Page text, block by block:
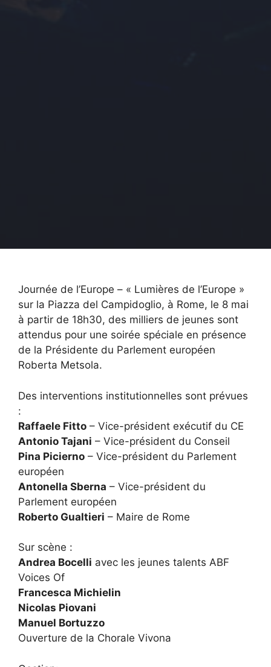
Journée de l’Europe – « Lumières de l’Europe »
sur la Piazza del Campidoglio, à Rome, le 8 mai
à partir de 18h30, des milliers de jeunes sont
attendus pour une soirée spéciale en présence
de la Présidente du Parlement européen
Roberta Metsola.
Des interventions institutionnelles sont prévues
:
Raffaele Fitto – Vice-président exécutif du CE
Antonio Tajani – Vice-président du Conseil
Pina Picierno – Vice-président du Parlement
européen
Antonella Sberna – Vice-président du
Parlement européen
Roberto Gualtieri – Maire de Rome
Sur scène :
Andrea Bocelli avec les jeunes talents ABF
Voices Of
Francesca Michielin
Nicolas Piovani
Manuel Bortuzzo
Ouverture de la Chorale Vivona